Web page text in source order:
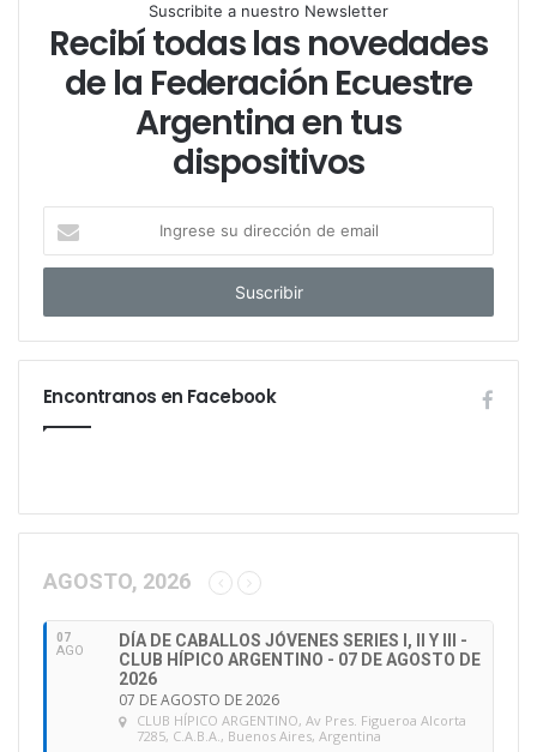
Suscribite a nuestro Newsletter
Recibí todas las novedades
de la Federación Ecuestre
Argentina en tus
dispositivos
g
e
s
s
e
c
ó
Encontranos en Facebook
AGOSTO, 2026
07
AGO
DÍA DE CABALLOS JÓVENES SERIES I, II Y III -
CLUB HÍPICO ARGENTINO - 07 DE AGOSTO DE
2026
07 DE AGOSTO DE 2026
CLUB HÍPICO ARGENTINO, Av Pres. Figueroa Alcorta
7285, C.A.B.A., Buenos Aires, Argentina